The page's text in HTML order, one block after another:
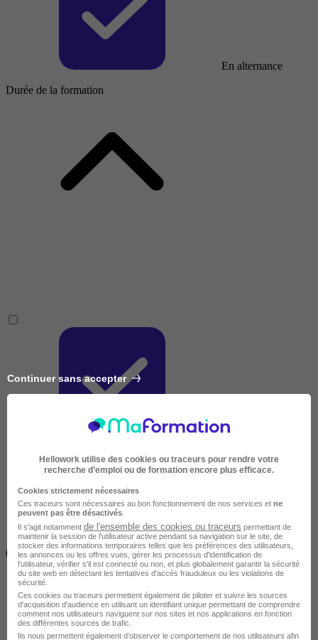
En alternance
Durée de la formation
Très courte
Inférieur à 2 jours
(14h)
Continuer sans accepter
Hellowork utilise des cookies ou traceurs pour rendre votre
recherche d’emploi ou de formation encore plus efficace.
Cookies strictement nécessaires
Ces traceurs sont nécessaires au bon fonctionnement de nos services et ne
peuvent pas être désactivés
Il s'agit notamment de l'ensemble des cookies ou traceurs permettant de
maintenir la session de l'utilisateur active pendant sa navigation sur le site, de
stocker des informations temporaires telles que les préférences des utilisateurs,
les annonces ou les offres vues, gérer les processus d'identification de
l'utilisateur, vérifier s'il est connecté ou non, et plus globalement garantir la sécurité
du site web en détectant les tentatives d'accès frauduleux ou les violations de
sécurité.
Ces cookies ou traceurs permettent également de piloter et suivre les sources
d'acquisition d'audience en utilisant un identifiant unique permettant de comprendre
comment nos utilisateurs naviguent sur nos sites et nos applications en fonction
des différentes sources de trafic.
Ils nous permettent également d’observer le comportement de nos utilisateurs afin